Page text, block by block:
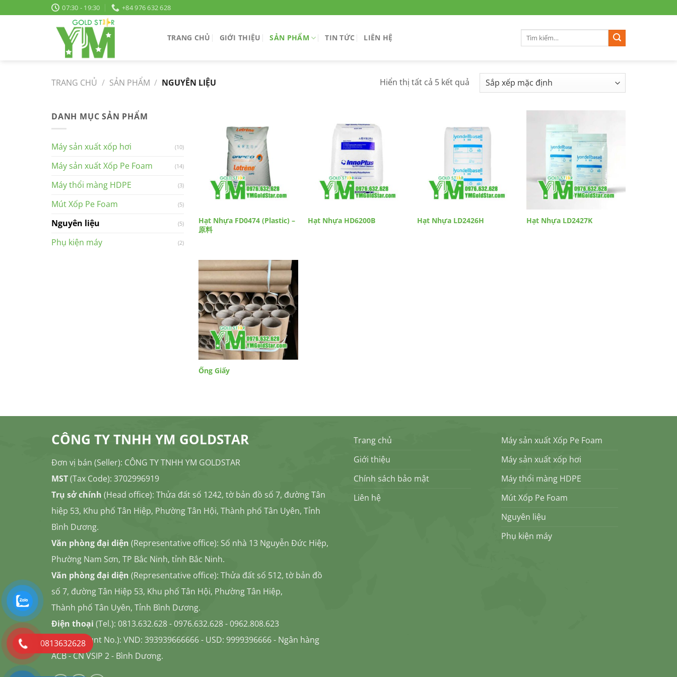
qua
07:30 - 19:30 +84 976 632 628
TRANG CHỦ GIỚI THIỆU SẢN PHẨM TIN TỨC LIÊN HỆ
Tìm
TRANG CHỦ / SẢN PHẨM / NGUYÊN LIỆU Hiển thị tất cả 5 kết quả
DANH MỤC SẢN PHẨM
Máy sản xuất xốp hơi (10)
Máy sản xuất Xốp Pe Foam (14)
Máy thổi màng HDPE (3)
Mút Xốp Pe Foam (5)
Nguyên liệu (5)
Phụ kiện máy (2)
Hạt Nhựa FD0474 (Plastic) –
原料
Hạt Nhựa HD6200B Hạt Nhựa LD2426H Hạt Nhựa LD2427K
Ống Giấy
CÔNG TY TNHH YM GOLDSTAR
Đơn vị bán (Seller): CÔNG TY TNHH YM GOLDSTAR
MST(Tax Code): 3702996919
Trụ sở chính (Head office): Thửa đất số 1242, tờ bản đồ số 7, đường Tân
hiệp 53, Khu phố Tân Hiệp, Phường Tân Hội, Thành phố Tân Uyên, Tỉnh
Bình Dương.
Văn phòng đại diện (Representative office): Số nhà 13 Nguyễn Đức Hiệp,
Phường Nam Sơn, TP Bắc Ninh, tỉnh Bắc Ninh.
Văn phòng đại diện (Representative office): Thửa đất số 512, tờ bản đồ
số 7, đường Tân Hiệp 53, Khu phố Tân Hội, Phường Tân Hiệp,
Thành phố Tân Uyên, Tỉnh Bình Dương.
Điện thoại (Tel.): 0813.632.628 - 0976.632.628 - 0962.808.623
STK(Account No.): VND: 393939666666 - USD: 9999396666 - Ngân hàng
ACB - CN VSIP 2 - Bình Dương.
Trang chủ
Giới thiệu
Chính sách bảo mật
Liên hệ
Máy sản xuất Xốp Pe Foam
Máy sản xuất xốp hơi
Máy thổi màng HDPE
Mút Xốp Pe Foam
Nguyên liệu
Phụ kiện máy
0813632628